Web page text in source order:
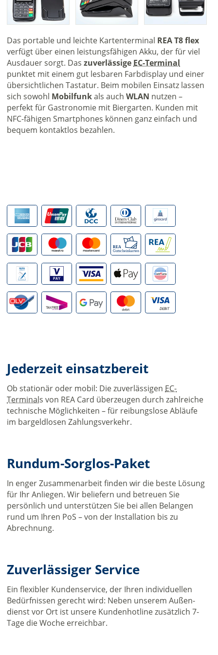
Das portable und leichte Karten­terminal REA T8 flex
verfügt über einen leistungsfähigen Akku, der für viel
Ausdauer sorgt. Das zuverlässige EC-Terminal
punktet mit einem gut lesbaren Farbdisplay und einer
übersichtlichen Tastatur. Beim mobilen Einsatz lassen
sich sowohl Mobilfunkals auch WLAN nutzen –
perfekt für Gastronomie mit Biergarten. Kunden mit
NFC-fähigen Smartphones können ganz einfach und
bequem kontaktlos bezahlen.
Jederzeit einsatzbereit
Ob stationär oder mobil: Die zuverlässigen EC-
Terminals von REA Card überzeugen durch zahlreiche
technische Möglichkeiten – für reibungslose Abläufe
im bargeldlosen Zahlungsverkehr.
Rundum-Sorglos-Paket
In enger Zusammenarbeit finden wir die beste Lösung
für Ihr Anliegen. Wir beliefern und betreuen Sie
persönlich und unterstützen Sie bei allen Belangen
rund um Ihren PoS – von der Installation bis zu
Abrechnung.
Zuverlässiger Service
Ein flexibler Kundenservice, der Ihren individuellen
Bedürfnissen gerecht wird: Neben unserem Außen­
dienst vor Ort ist unsere Kundenhotline zusätzlich 7-
Tage die Woche erreichbar.